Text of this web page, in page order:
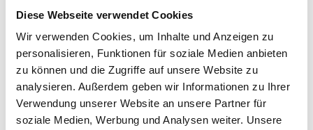
Diese Webseite verwendet Cookies
Wir verwenden Cookies, um Inhalte und Anzeigen zu
personalisieren, Funktionen für soziale Medien anbieten
zu können und die Zugriffe auf unsere Website zu
analysieren. Außerdem geben wir Informationen zu Ihrer
Verwendung unserer Website an unsere Partner für
soziale Medien, Werbung und Analysen weiter. Unsere
Flughäfen von Vorteil.
Darüber hinaus haben die Pandemie und die
damit verbundenen Hygienemaßnahmen den
Trend verstärkt. Automaten bieten eine
kontaktarme Einkaufsmöglichkeit, die in Zeiten
von Social Distancing viele Menschen anspricht.